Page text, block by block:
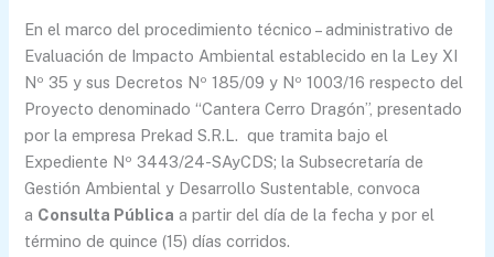
En el marco del procedimiento técnico – administrativo de
Evaluación de Impacto Ambiental establecido en la Ley XI
Nº 35 y sus Decretos Nº 185/09 y Nº 1003/16 respecto del
Proyecto denominado “Cantera Cerro Dragón”, presentado
por la empresa Prekad S.R.L. que tramita bajo el
Expediente Nº 3443/24-SAyCDS; la Subsecretaría de
Gestión Ambiental y Desarrollo Sustentable, convoca
a Consulta Pública a partir del día de la fecha y por el
término de quince (15) días corridos.